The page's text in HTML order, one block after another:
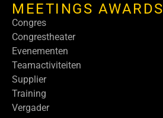
MEETINGS AWARDS
Congres
Congrestheater
Evenementen
Teamactiviteiten
Supplier
Training
Vergader